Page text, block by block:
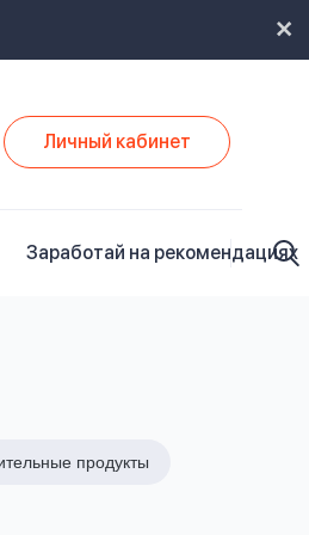
Личный кабинет
Заработай на рекомендациях
продукты